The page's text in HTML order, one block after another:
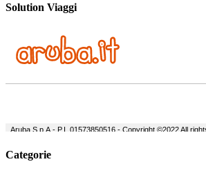
Solution Viaggi
Categorie